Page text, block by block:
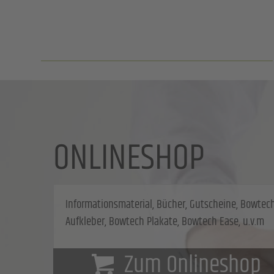
ONLINESHOP
Informationsmaterial, Bücher, Gutscheine,
Aufkleber, Bowtech Plakate, Bowtech Ease, u.v.m
Zum Onlineshop